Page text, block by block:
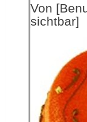
Von
sichtbar]